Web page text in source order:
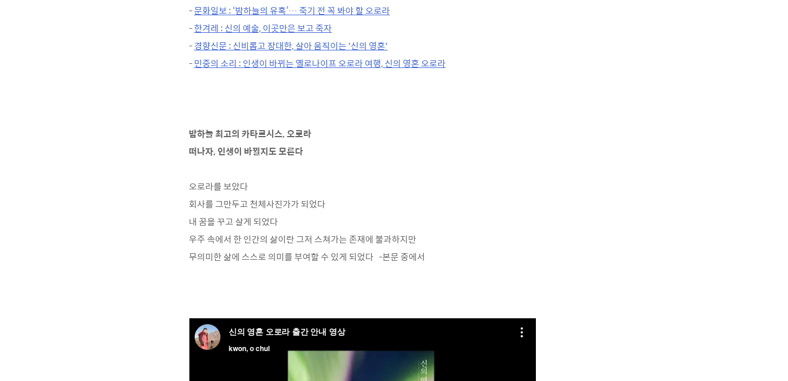
-문화일보 : ‘밤하늘의 유혹’… 죽기 전 꼭 봐야 할 오로라
-한겨레 : 신의 예술, 이곳만은 보고 죽자
-경향신문 : 신비롭고 장대한, 살아 움직이는 '신의 영혼'
-민중의 소리 : 인생이 바뀌는 옐로나이프 오로라 여행, 신의 영혼 오로라
밤하늘 최고의 카타르시스, 오로라
떠나자, 인생이 바뀔지도 모른다
오로라를 보았다
회사를 그만두고 천체사진가가 되었다
내 꿈을 꾸고 살게 되었다
우주 속에서 한 인간의 삶이란 그저 스쳐가는 존재에 불과하지만
무의미한 삶에 스스로 의미를 부여할 수 있게 되었다 -본문 중에서